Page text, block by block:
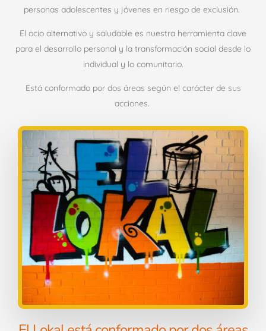
personas adolescentes y jóvenes en riesgo de exclusión.
El ocio alternativo y saludable es nuestra herramienta clave
para el desarrollo personal y la transformación social desde lo
individual y lo comunitario.
Está conformado por dos áreas según el carácter de sus
acciones.